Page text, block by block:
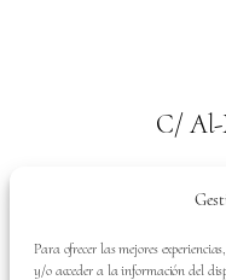
Para ofrecer las mejores
y/o acceder a la información del
C/
Valencina
Tel: